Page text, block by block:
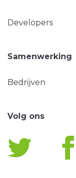
Developers
Samenwerking
Bedrijven
Volg ons